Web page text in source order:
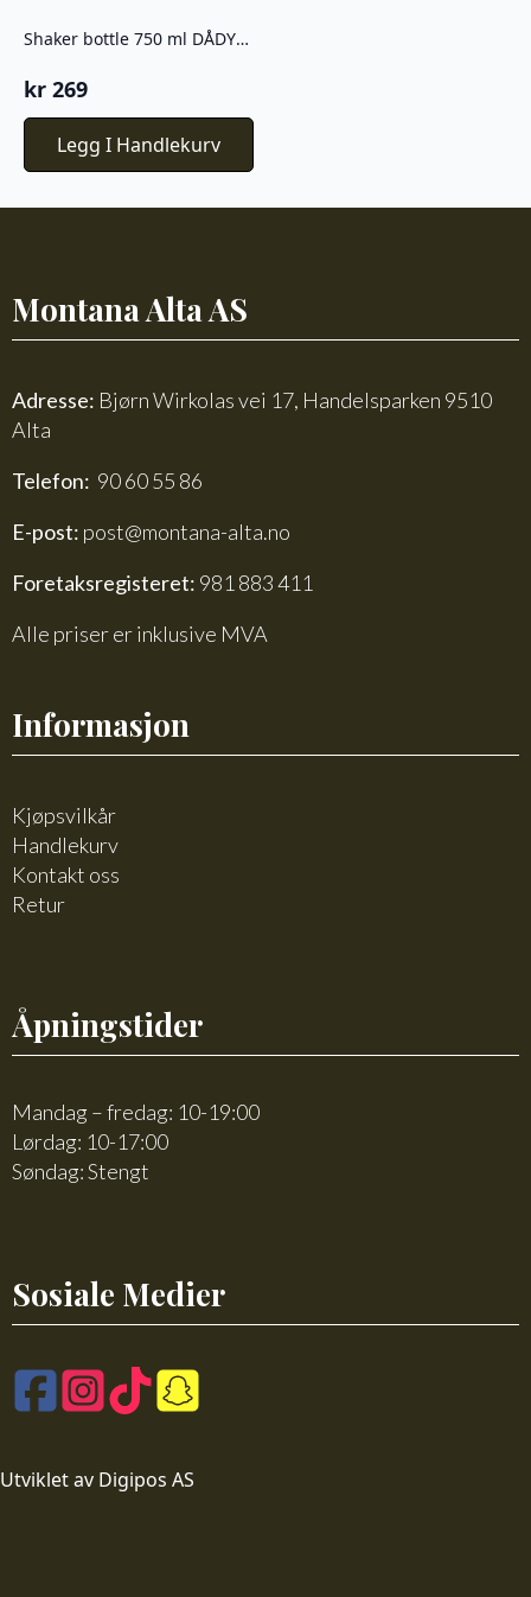
Shaker bottle 750 ml DÅDYR tropical green
kr 269
Legg I Handlekurv
Montana Alta AS
Adresse: Bjørn Wirkolas vei 17, Handelsparken 9510
Alta
Telefon: 90 60 55 86
E-post: post@montana-alta.no
Foretaksregisteret: 981 883 411
Alle priser er inklusive MVA
Informasjon
Kjøpsvilkår
Handlekurv
Kontakt oss
Retur
Åpningstider
Mandag – fredag: 10-19:00
Lørdag: 10-17:00
Søndag: Stengt
Sosiale Medier
Utviklet av Digipos AS